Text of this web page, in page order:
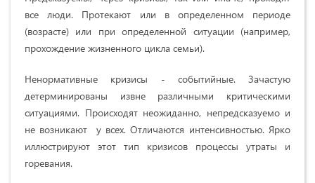
все люди. Протекают или в определенном периоде
(возрасте) или при определенной ситуации (например,
прохождение жизненного цикла семьи).
Ненормативные кризисы - событийные. Зачастую
детерминированы извне различными критическими
ситуациями. Происходят неожиданно, непредсказуемо и
не возникают у всех. Отличаются интенсивностью. Ярко
иллюстрируют этот тип кризисов процессы утраты и
горевания.